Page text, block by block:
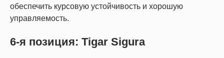
обеспечить курсовую устойчивость и хорошую
управляемость.
6-я позиция: Tigar Sigura